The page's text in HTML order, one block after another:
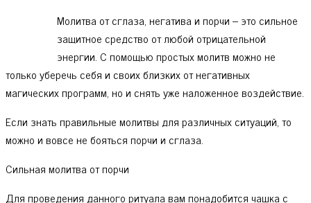
Молитва от сглаза, негатива и порчи – это сильное
защитное средство от любой отрицательной
энергии. С помощью простых молитв можно не
только уберечь себя и своих близких от негативных
магических программ, но и снять уже наложенное воздействие.
Если знать правильные молитвы для различных ситуаций, то
можно и вовсе не бояться порчи и сглаза.
Сильная молитва от порчи
Для проведения данного ритуала вам понадобится чашка с